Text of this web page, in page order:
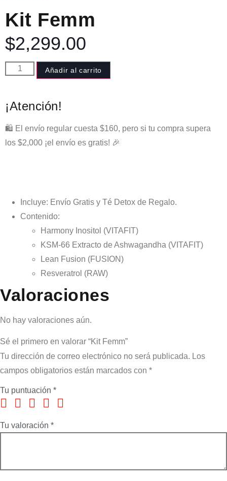
Kit Femm
$2,299.00
Añadir al carrito
¡Atención!
🛍️ El envío regular cuesta $160, pero si tu compra supera
los $2,000 ¡el envío es gratis! 🎉
Incluye: Envío Gratis y Té Detox de Regalo.
Contenido:
Harmony Inositol (VITAFIT)
KSM-66 Extracto de Ashwagandha (VITAFIT)
Lean Fusion (FUSION)
Resveratrol (RAW)
Valoraciones
No hay valoraciones aún.
Sé el primero en valorar “Kit Femm”
Tu dirección de correo electrónico no será publicada. Los
campos obligatorios están marcados con *
Tu puntuación *
Tu valoración *